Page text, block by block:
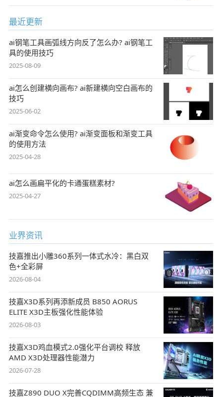
最近更新
ai钢笔工具画弧线方向反了怎么办? ai钢笔工
具的使用技巧
2025-08-09
ai怎么创建横向画布? ai新建横向空白画布的
技巧
2025-06-02
ai渐变命令怎么使用? ai渐变面板和渐变工具
的使用方法
2025-04-28
ai怎么画扁平化的卡通蛋糕素材?
2025-04-27
业界资讯
技嘉推出小雕360系列一体式水冷：黑白双
色+全彩屏
2026-08-04
技嘉X3D系列再添新成员 B850 AORUS
ELITE X3D主板强化性能体验
2026-08-03
技嘉X3D鸡血模式2.0强化平台调校 释放
AMD X3D处理器性能潜力
2026-07-28
技嘉Z890 DUO X完善CQDIMM高频生态 兼